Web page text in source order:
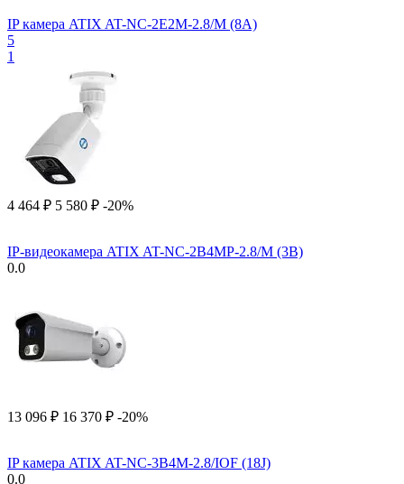
IP камера ATIX AT-NC-2E2M-2.8/M (8A)
5
1
4 464 ₽ 5 580 ₽ -20%
IP-видеокамера ATIX AT-NC-2B4MP-2.8/M (3B)
0.0
13 096 ₽ 16 370 ₽ -20%
IP камера ATIX AT-NC-3B4M-2.8/IOF (18J)
0.0